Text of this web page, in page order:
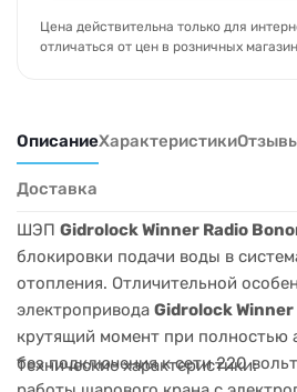
Цена действительна только для
отличаться от цен в розничных
ОписаниеХарактеристики
Доставка
ШЭП Gidrolock Winner Radio
блокировки подачи воды в
отопления. Отличительной
электропривода Gidrolock Winner
крутящий момент при полностью
без подключения к сети 220
Технические характеристики: